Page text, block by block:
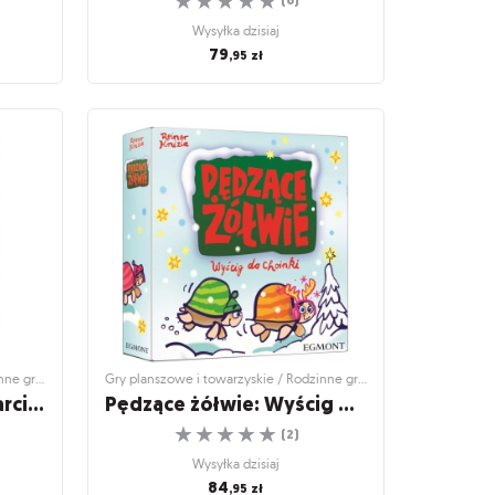
Wysyłka dzisiaj
79,95 zł
Pędzące Ślimaki
Na jednej nodze!
☆
☆
☆
☆
☆ (6)
Wysyłka dzisiaj
79,95zł
Gry planszowe i towarzyskie / Rodzinne gry planszowe
Pędzące żółwie: Gra karciana
Gry planszowe i towarzyskie / Rodzinne gry planszowe
Pędzące żółwie: Wyścig do choinki
☆
☆
☆
☆
☆ (2)
Wysyłka dzisiaj
84,95 zł